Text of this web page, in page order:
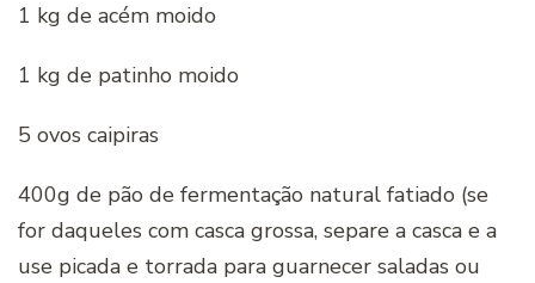
1 kg de acém moido
1 kg de patinho moido
5 ovos caipiras
400g de pão de fermentação natural fatiado (se
for daqueles com casca grossa, separe a casca e a
use picada e torrada para guarnecer saladas ou